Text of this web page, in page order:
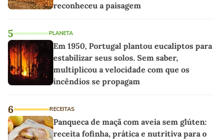
reconheceu a paisagem
5 PLANETA
Em 1950, Portugal plantou eucaliptos para
estabilizar seus solos. Sem saber,
multiplicou a velocidade com que os
incêndios se propagam
6 RECEITAS
Panqueca de maçã com aveia sem glúten:
receita fofinha, prática e nutritiva para o